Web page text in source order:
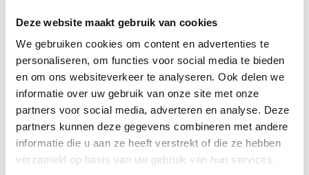
Deze website maakt gebruik van cookies
We gebruiken cookies om content en advertenties te
personaliseren, om functies voor social media te bieden
en om ons websiteverkeer te analyseren. Ook delen we
informatie over uw gebruik van onze site met onze
partners voor social media, adverteren en analyse. Deze
partners kunnen deze gegevens combineren met andere
informatie die u aan ze heeft verstrekt of die ze hebben
verzameld op basis van uw gebruik van hun services.
ticket viadeze speciale ticketlink. Houd hierbij je
Na aanschaf van je ticket ben je officieel aangemeld. We
kijken ernaar uit je te verwelkomen!
Benieuwd naar het volledige programma en de
workshops?
Op
de symposiumpagina vind je meer informatie over